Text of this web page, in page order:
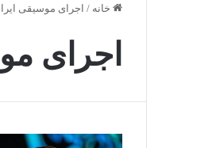
خانه / اجرای موسیقی
اجرای